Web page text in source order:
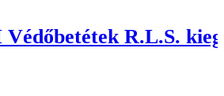
R.L.S.